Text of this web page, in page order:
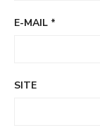
E-MAIL *
SITE